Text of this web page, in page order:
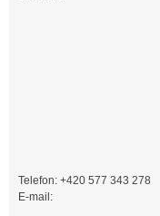
Telefon: +420 577 343 278
E-mail: